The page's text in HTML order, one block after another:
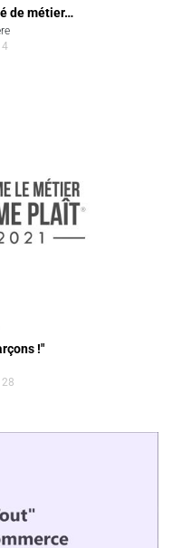
de métier…
4
!"
28